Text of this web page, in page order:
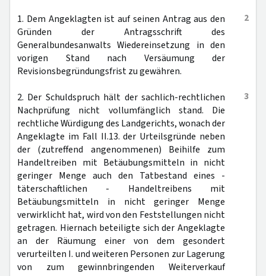
2
1. Dem Angeklagten ist auf seinen Antrag aus den
Gründen der Antragsschrift des
Generalbundesanwalts Wiedereinsetzung in den
vorigen Stand nach Versäumung der
Revisionsbegründungsfrist zu gewähren.
3
2. Der Schuldspruch hält der sachlich-rechtlichen
Nachprüfung nicht vollumfänglich stand. Die
rechtliche Würdigung des Landgerichts, wonach der
Angeklagte im Fall II.13. der Urteilsgründe neben
der (zutreffend angenommenen) Beihilfe zum
Handeltreiben mit Betäubungsmitteln in nicht
geringer Menge auch den Tatbestand eines -
täterschaftlichen - Handeltreibens mit
Betäubungsmitteln in nicht geringer Menge
verwirklicht hat, wird von den Feststellungen nicht
getragen. Hiernach beteiligte sich der Angeklagte
an der Räumung einer von dem gesondert
verurteilten I. und weiteren Personen zur Lagerung
von zum gewinnbringenden Weiterverkauf